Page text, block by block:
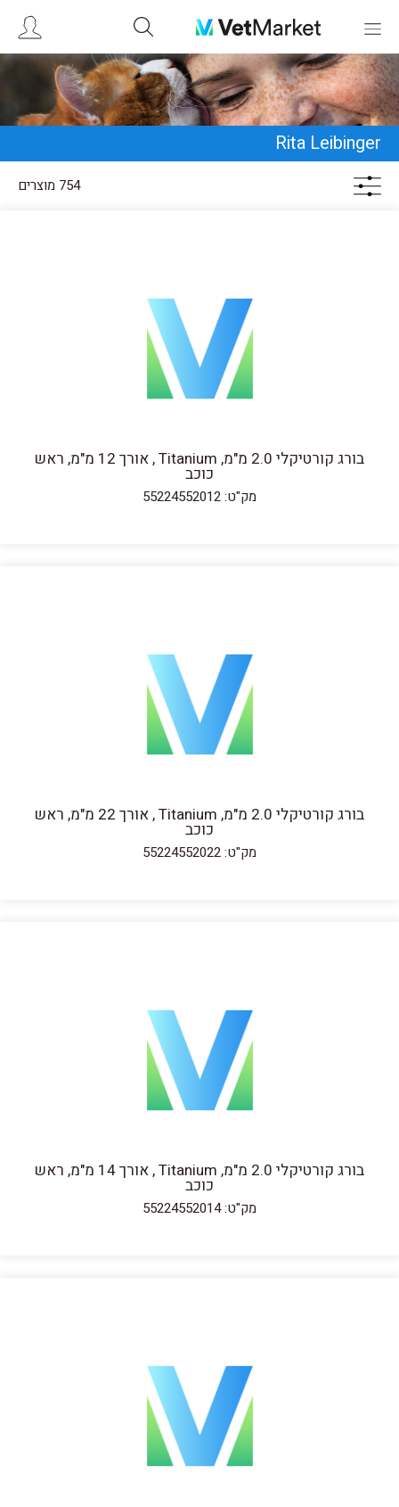
Rita Leibinger
754 מוצרים
בורג קורטיקלי 2.0 מ"מ, Titanium , אורך 12 מ"מ, ראש
כוכב
מק"ט: 55224552012
בורג קורטיקלי 2.0 מ"מ, Titanium , אורך 22 מ"מ, ראש
כוכב
מק"ט: 55224552022
בורג קורטיקלי 2.0 מ"מ, Titanium , אורך 14 מ"מ, ראש
כוכב
מק"ט: 55224552014